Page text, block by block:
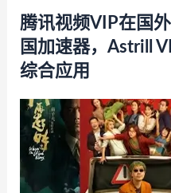
腾讯视频VIP在国
国加速器，Astrill
综合应用